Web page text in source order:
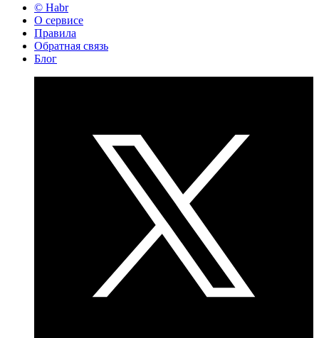
© Habr
О сервисе
Правила
Обратная связь
Блог